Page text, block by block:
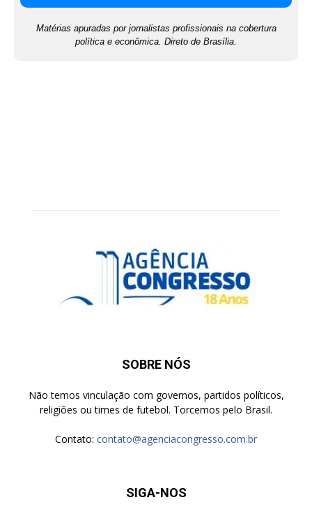
Matérias apuradas por jornalistas profissionais na cobertura
política e econômica. Direto de Brasília.
SOBRE NÓS
Não temos vinculação com governos, partidos políticos,
religiões ou times de futebol. Torcemos pelo Brasil.
Contato: contato@agenciacongresso.com.br
SIGA-NOS